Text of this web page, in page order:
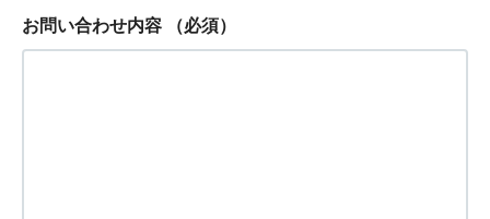
お問い合わせ内容 （必須）